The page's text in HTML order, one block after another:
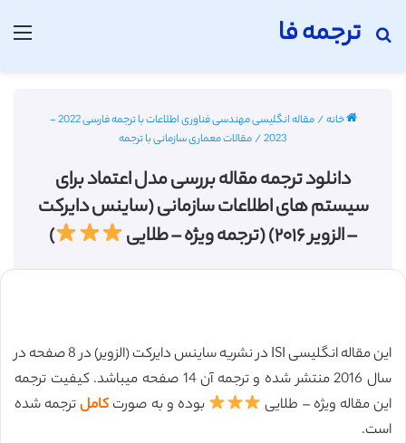
ترجمه فا
جستجو برای
خانه/
مقاله انگلیسی مهندسی فناوری اطلاعات با ترجمه فارسی 2022 -
2023
/مقالات معماری سازمانی با ترجمه
دانلود ترجمه مقاله بررسی مدل اعتماد برای
سیستم های اطلاعات سازمانی (ساینس دایرکت
– الزویر ۲۰۱۶) (ترجمه ویژه – طلایی
)
این مقاله انگلیسی ISI در نشریه ساینس دایرکت (الزویر) در 8 صفحه در
سال 2016 منتشر شده و ترجمه آن 14 صفحه میباشد. کیفیت ترجمه
این مقاله ویژه – طلایی
بوده و به صورت کاملترجمه شده
است.